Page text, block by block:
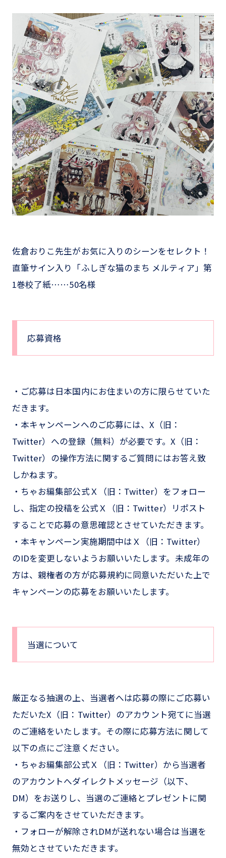
佐倉おりこ先生がお気に入りのシーンをセレクト！
直筆サイン入り「ふしぎな猫のまち メルティア」第
1巻校了紙……50名様
応募資格
・ご応募は日本国内にお住まいの方に限らせていた
だきます。
・本キャンペーンへのご応募には、X（旧：
Twitter）への登録（無料）が必要です。X（旧：
Twitter）の操作方法に関するご質問にはお答え致
しかねます。
・ちゃお編集部公式Ｘ（旧：Twitter）をフォロー
し、指定の投稿を公式Ｘ（旧：Twitter）リポスト
することで応募の意思確認とさせていただきます。
・本キャンペーン実施期間中はＸ（旧：Twitter）
のIDを変更しないようお願いいたします。未成年の
方は、親権者の方が応募規約に同意いただいた上で
キャンペーンの応募をお願いいたします。
当選について
厳正なる抽選の上、当選者へは応募の際にご応募い
ただいたX（旧：Twitter）のアカウント宛てに当選
のご連絡をいたします。その際に応募方法に関して
以下の点にご注意ください。
・ちゃお編集部公式Ｘ（旧：Twitter）から当選者
のアカウントへダイレクトメッセージ（以下、
DM）をお送りし、当選のご連絡とプレゼントに関
するご案内をさせていただきます。
・フォローが解除されDMが送れない場合は当選を
無効とさせていただきます。